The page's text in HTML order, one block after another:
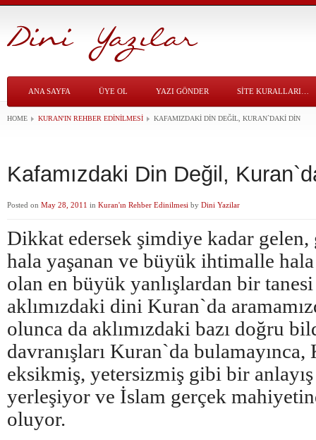
ANA SAYFA ÜYE OL YAZI GÖNDER SITE KURALLARI…
HOME KURAN'IN REHBER EDINILMESI KAFAMIZDAKI DIN DEĞIL, KURAN`DAKI DIN
Kafamızdaki Din Değil,
Posted on May 28, 2011 in Kuran'ın Rehber Edinilmesi by Dini Yazilar
Dikkat edersek şimdiye kadar gelen,
hala yaşanan ve büyük ihtimalle
olan en büyük yanlışlardan bir
aklımızdaki dini Kuran`da
olunca da aklımızdaki bazı doğru
davranışları Kuran`da bulamayınca,
eksikmiş, yetersizmiş gibi bir
yerleşiyor ve İslam gerçek
oluyor.